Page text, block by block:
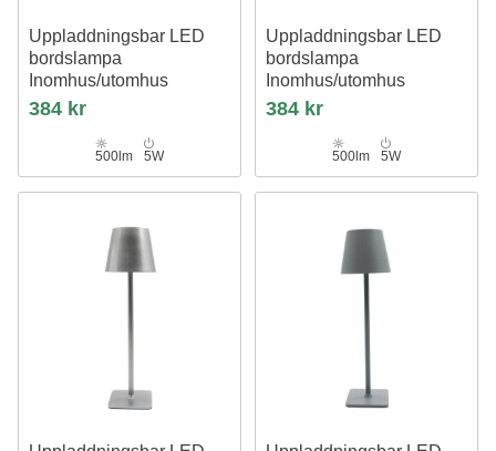
Uppladdningsbar LED
bordslampa
Inomhus/utomhus
Grön, touch dimbar, CCT, IP54
utomhus bordslampa
384 kr
500lm 5W
Uppladdningsbar LED
bordslampa
Inomhus/utomhus
Senapsgul / guld, touch dimbar,
CCT, IP54 utomhus bordslampa
384 kr
500lm 5W